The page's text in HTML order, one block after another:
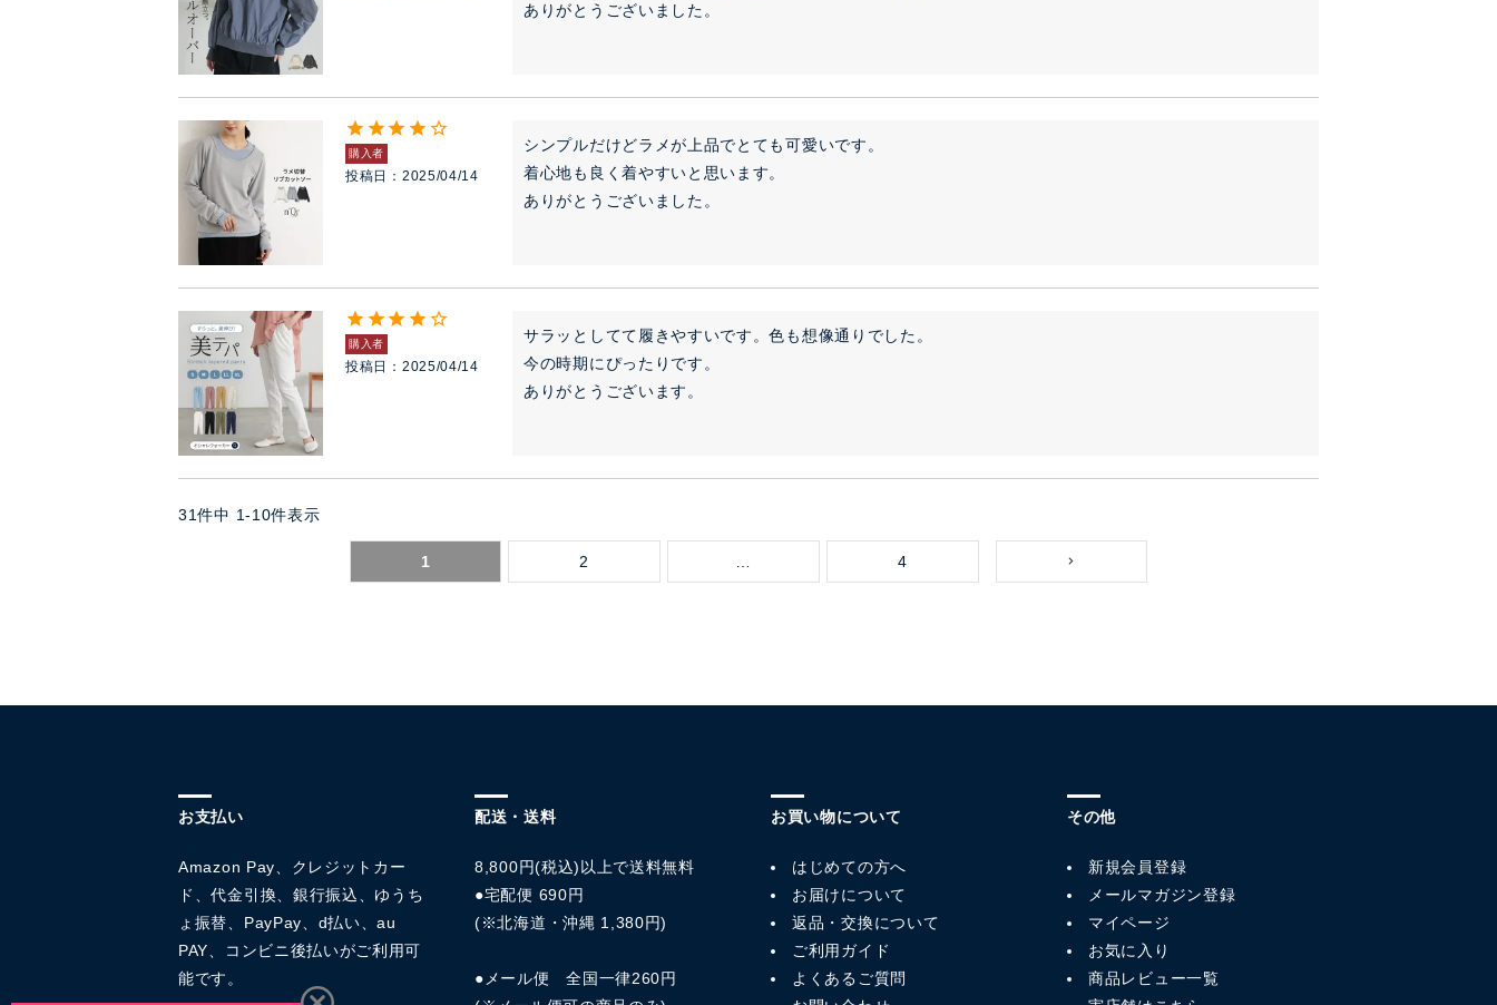
ありがとうございました。
購入者
投稿日 2025/04/14
シンプルだけどラメが上品でとても可愛いです。
着心地も良く着やすいと思います。
ありがとうございました。
購入者
投稿日 2025/04/14
サラッとしてて履きやすいです。色も想像通りでした。
今の時期にぴったりです。
ありがとうございます。
31件中 1-10件表示
1 2 4
お支払い
Amazon Pay、クレジットカー
ド、代金引換、銀行振込、ゆうち
ょ振替、PayPay、d払い、au
PAY、コンビニ後払いがご利用可
能です。
配送・送料
8,800円(税込)以上で送料無料
●宅配便 690円
(※北海道・沖縄 1,380円)
●メール便 全国一律260円
お買い物について
はじめての方へ
お届けについて
返品・交換について
ご利用ガイド
よくあるご質問
その他
新規会員登録
メールマガジン登録
マイページ
お気に入り
商品レビュー一覧